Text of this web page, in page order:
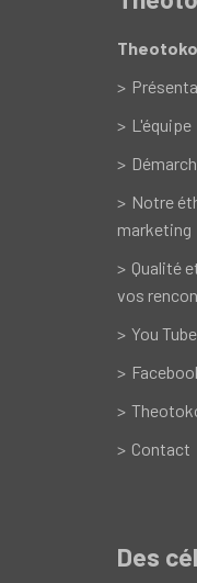
L'équipe
Notre
marketing
Qualité
vos
You Tube
Contact
Des